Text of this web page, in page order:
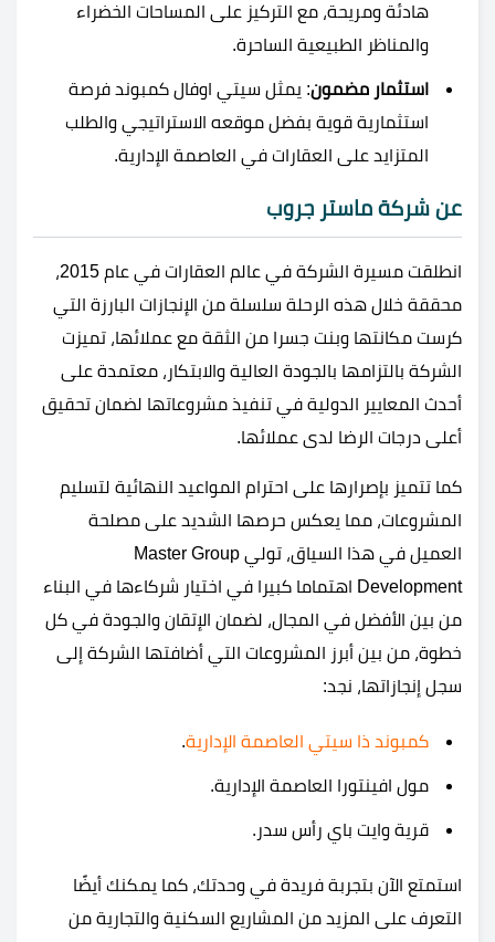
هادئة ومريحة، مع التركيز على المساحات الخضراء
والمناظر الطبيعية الساحرة.
استثمار مضمون: يمثل سيتي اوفال كمبوند فرصة
استثمارية قوية بفضل موقعه الاستراتيجي والطلب
المتزايد على العقارات في العاصمة الإدارية.
عن شركة ماستر جروب
انطلقت مسيرة الشركة في عالم العقارات في عام 2015،
محققة خلال هذه الرحلة سلسلة من الإنجازات البارزة التي
كرست مكانتها وبنت جسرا من الثقة مع عملائها، تميزت
الشركة بالتزامها بالجودة العالية والابتكار، معتمدة على
أحدث المعايير الدولية في تنفيذ مشروعاتها لضمان تحقيق
أعلى درجات الرضا لدى عملائها.
كما تتميز بإصرارها على احترام المواعيد النهائية لتسليم
المشروعات، مما يعكس حرصها الشديد على مصلحة
العميل في هذا السياق، تولي Master Group
Development اهتماما كبيرا في اختيار شركاءها في البناء
من بين الأفضل في المجال، لضمان الإتقان والجودة في كل
خطوة، من بين أبرز المشروعات التي أضافتها الشركة إلى
سجل إنجازاتها، نجد:
كمبوند ذا سيتي العاصمة الإدارية.
مول افينتورا العاصمة الإدارية.
قرية وايت باي رأس سدر.
استمتع الآن بتجربة فريدة في وحدتك، كما يمكنك أيضًا
التعرف على المزيد من المشاريع السكنية والتجارية من